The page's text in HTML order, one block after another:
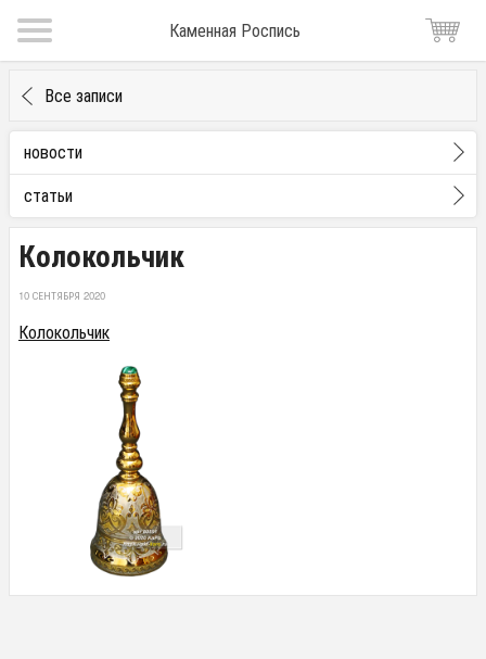
Каменная Роспись
Все записи
новости
статьи
Колокольчик
10 СЕНТЯБРЯ 2020
Колокольчик